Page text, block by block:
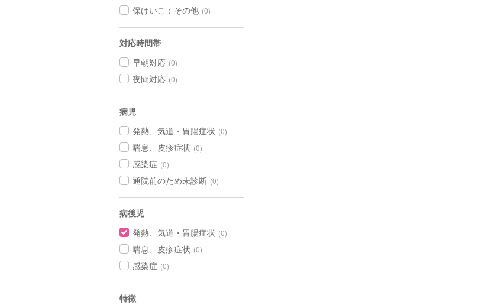
保けいこ：その他 (0)
対応時間帯
早朝対応 (0)
夜間対応 (0)
病児
発熱、気道・胃腸症状 (0)
喘息、皮疹症状 (0)
感染症 (0)
通院前のため未診断 (0)
病後児
発熱、気道・胃腸症状 (0)
喘息、皮疹症状 (0)
感染症 (0)
特徴